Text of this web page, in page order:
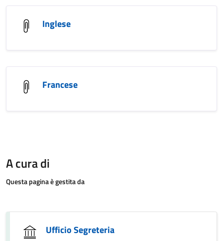
Inglese
Francese
A cura di
Questa pagina è gestita da
Ufficio Segreteria